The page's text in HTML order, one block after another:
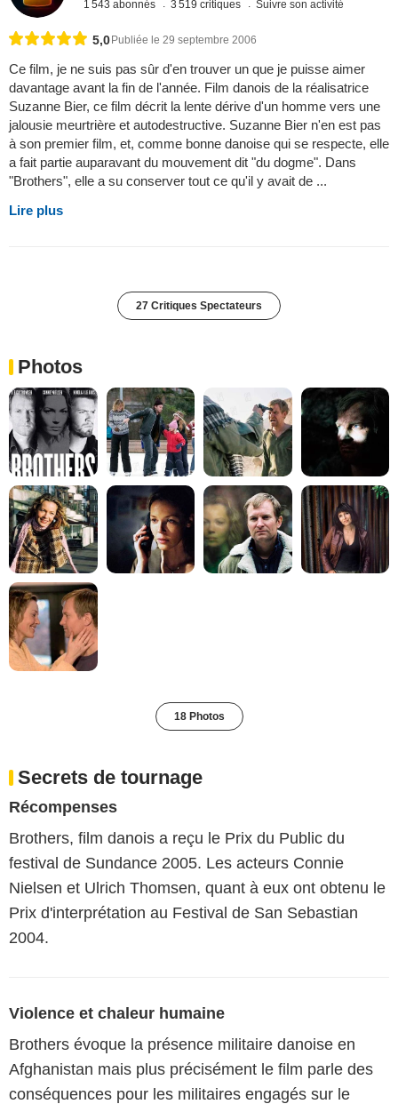
1 543 abonnés 3 519 critiques Suivre son activité
5,0 Publiée le 29 septembre 2006
Ce film, je ne suis pas sûr d'en trouver un que je puisse aimer
davantage avant la fin de l'année. Film danois de la réalisatrice
Suzanne Bier, ce film décrit la lente dérive d'un homme vers une
jalousie meurtrière et autodestructive. Suzanne Bier n'en est pas
à son premier film, et, comme bonne danoise qui se respecte, elle
a fait partie auparavant du mouvement dit "du dogme". Dans
"Brothers", elle a su conserver tout ce qu'il y avait de ...
Lire plus
27 Critiques Spectateurs
Photos
18 Photos
Secrets de tournage
Récompenses
Brothers, film danois a reçu le Prix du Public du
festival de Sundance 2005. Les acteurs Connie
Nielsen et Ulrich Thomsen, quant à eux ont obtenu le
Prix d'interprétation au Festival de San Sebastian
2004.
Violence et chaleur humaine
Brothers évoque la présence militaire danoise en
Afghanistan mais plus précisément le film parle des
conséquences pour les militaires engagés sur le